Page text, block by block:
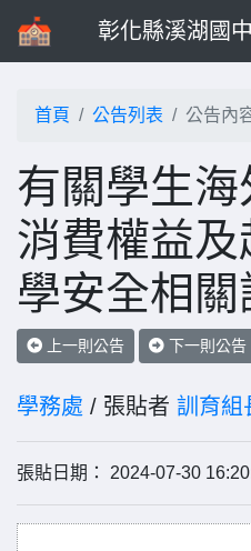
彰化縣溪湖國
首頁 公告列表 公告內
有關學生
消費權益
學安全相關
上一則公告 下一則公告
學務處 / 張貼者 訓育組
張貼日期： 2024-07-30